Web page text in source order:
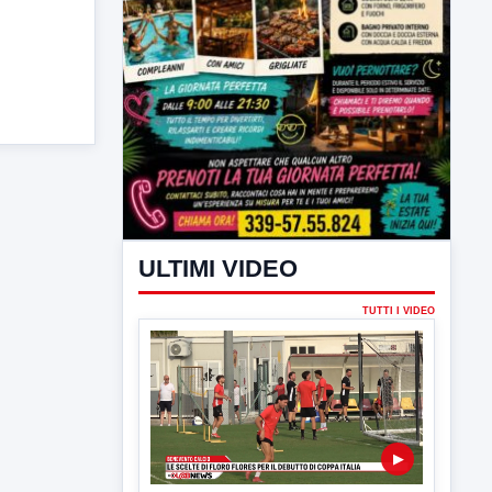
ULTIMI VIDEO
TUTTI I VIDEO
▶
7 AGOSTO 2026 SPORT BENEVENTO
Benevento Calcio: Le scelte di
Floro Flores per il debutto di Coppa
Italia
Il Benevento è pronto al debutto di Coppa
Italia. Scelte...